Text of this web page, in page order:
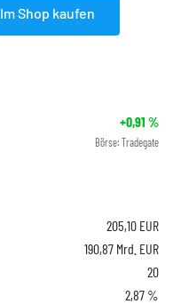
Im Shop kaufen
+0,91 %
Börse: Tradegate
205,10 EUR
190,87 Mrd. EUR
20
2,87 %